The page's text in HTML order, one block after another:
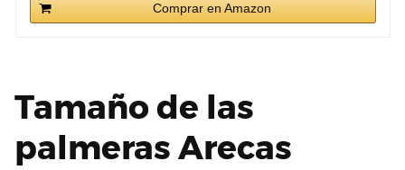
Comprar en Amazon
Tamaño de las
palmeras Arecas